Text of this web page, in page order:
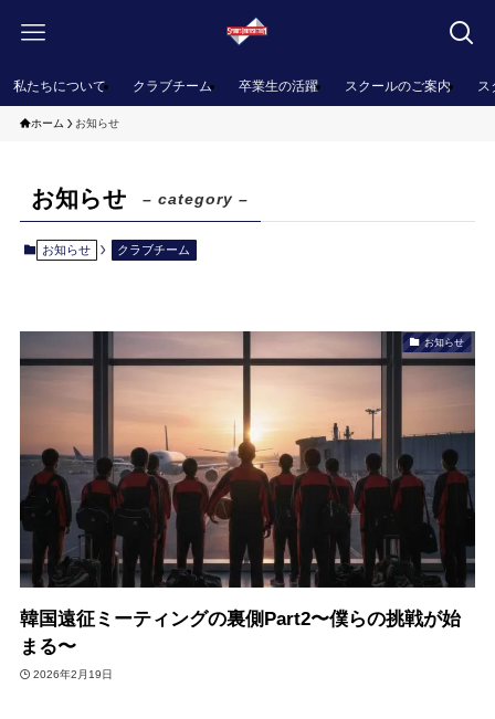
私たちについて クラブチーム 卒業生の活躍 スクールのご案内 ス
ホーム お知らせ
お知らせ – category –
お知らせ クラブチーム
お知らせ
韓国遠征ミーティングの裏側Part2〜僕らの挑戦が始
まる〜
2026年2月19日